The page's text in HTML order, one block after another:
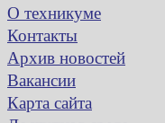
О техникуме
Контакты
Архив новостей
Вакансии
Карта сайта